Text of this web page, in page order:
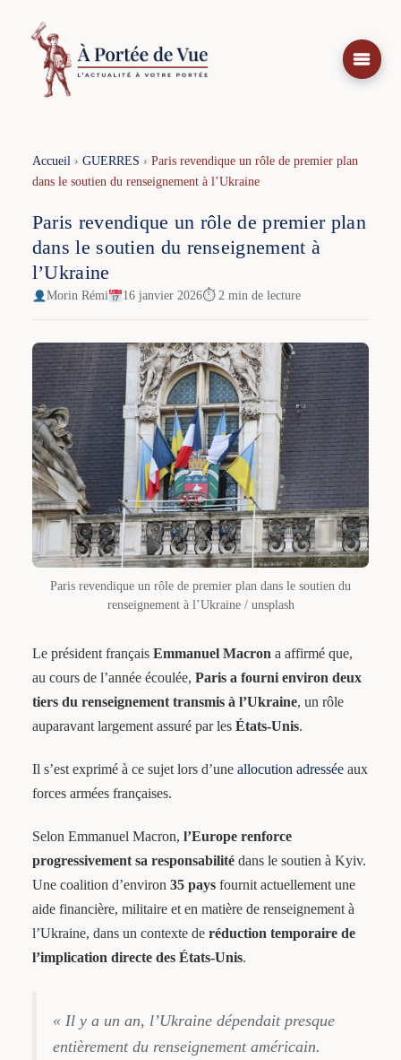
contenu
Accueil› GUERRES › Paris revendique un rôle de premier plan
dans le soutien du renseignement à l’Ukraine
Paris revendique un rôle de premier plan
dans le soutien du renseignement à
l’Ukraine
Morin Rémi 16 janvier 2026⏱ 2 min de lecture
Paris revendique un rôle de premier plan dans le soutien du
renseignement à l’Ukraine / unsplash
Le président français Emmanuel Macron a affirmé que,
au cours de l’année écoulée, Paris a fourni environ deux
tiers du renseignement transmis à l’Ukraine, un rôle
auparavant largement assuré par les États-Unis.
Il s’est exprimé à ce sujet lors d’une allocution adresséeaux
forces armées françaises.
Selon Emmanuel Macron, l’Europe renforce
progressivement sa responsabilitédans le soutien à Kyiv.
Une coalition d’environ 35 paysfournit actuellement une
aide financière, militaire et en matière de renseignement à
l’Ukraine, dans un contexte de réduction temporaire de
l’implication directe des États-Unis.
« Il y a un an, l’Ukraine dépendait presque
entièrement du renseignement américain.